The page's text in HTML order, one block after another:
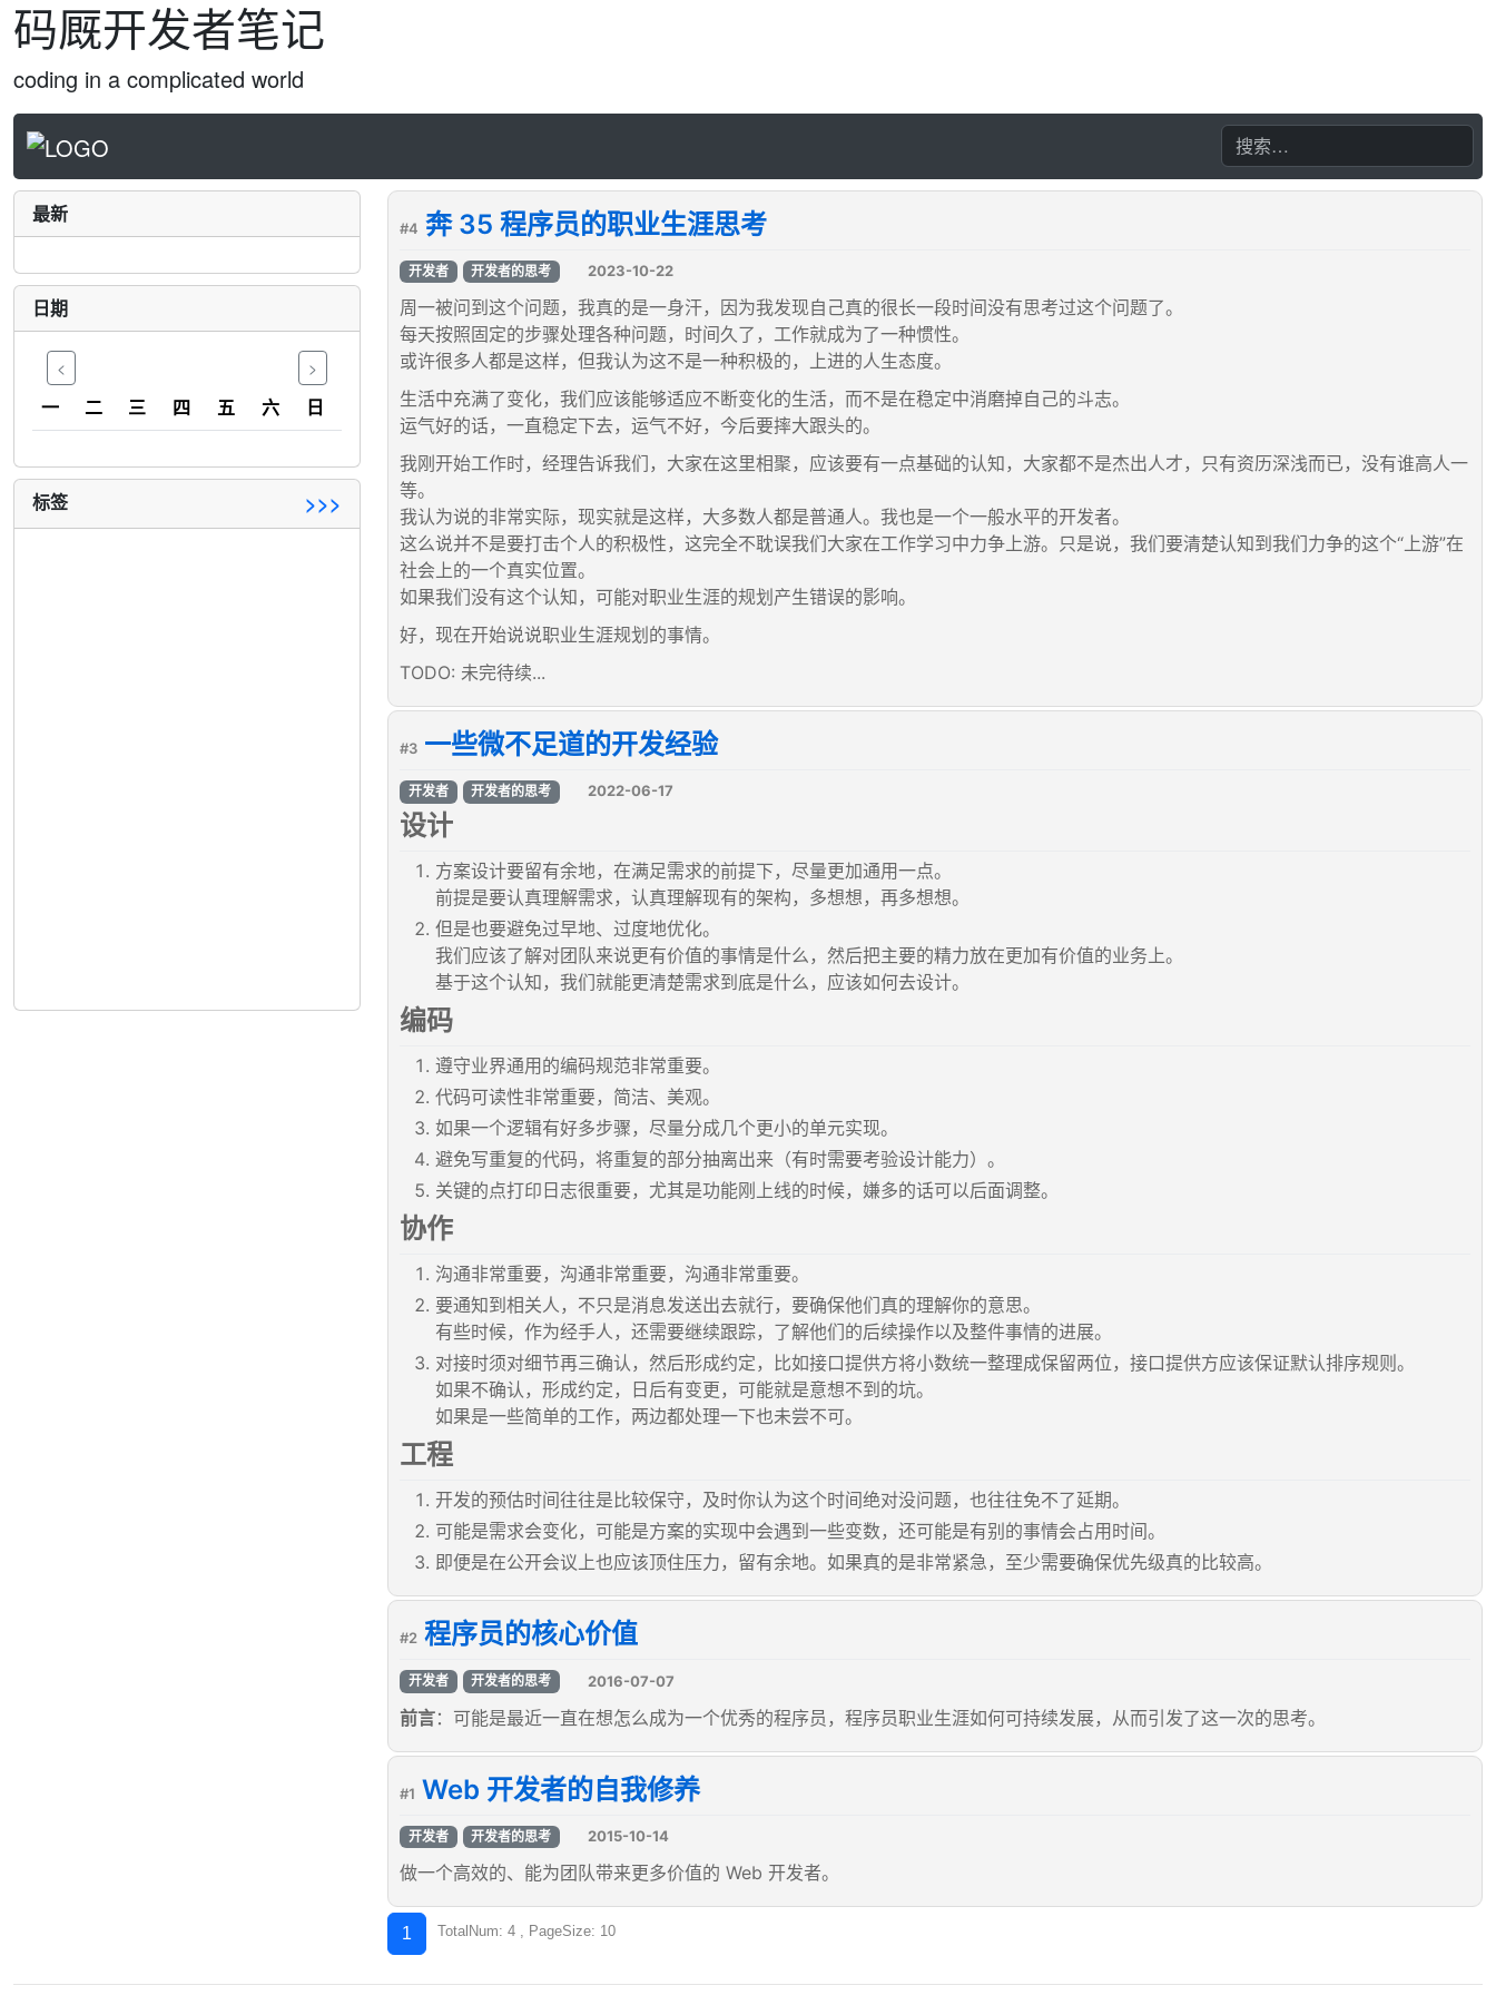
码厩开发者笔记
coding in a complicated world
最新
日期
< >
一 二 三 四 五 六 日
标签 >>>
#4 奔 35 程序员的职业生涯思考
开发者 开发者的思考 2023-10-22
周一被问到这个问题，我真的是一身汗，因为我发现自己真的很长一段时间没有思考过这个问题了。
每天按照固定的步骤处理各种问题，时间久了，工作就成为了一种惯性。
或许很多人都是这样，但我认为这不是一种积极的，上进的人生态度。
生活中充满了变化，我们应该能够适应不断变化的生活，而不是在稳定中消磨掉自己的斗志。
运气好的话，一直稳定下去，运气不好，今后要摔大跟头的。
我刚开始工作时，经理告诉我们，大家在这里相聚，应该要有一点基础的认知，大家都不是杰出人才，只有资历深浅而已，没有谁高人一
等。
我认为说的非常实际，现实就是这样，大多数人都是普通人。我也是一个一般水平的开发者。
这么说并不是要打击个人的积极性，这完全不耽误我们大家在工作学习中力争上游。只是说，我们要清楚认知到我们力争的这个“上游”在
社会上的一个真实位置。
如果我们没有这个认知，可能对职业生涯的规划产生错误的影响。
好，现在开始说说职业生涯规划的事情。
TODO: 未完待续...
#3 一些微不足道的开发经验
开发者 开发者的思考 2022-06-17
设计
方案设计要留有余地，在满足需求的前提下，尽量更加通用一点。
前提是要认真理解需求，认真理解现有的架构，多想想，再多想想。
但是也要避免过早地、过度地优化。
我们应该了解对团队来说更有价值的事情是什么，然后把主要的精力放在更加有价值的业务上。
基于这个认知，我们就能更清楚需求到底是什么，应该如何去设计。
编码
遵守业界通用的编码规范非常重要。
代码可读性非常重要，简洁、美观。
如果一个逻辑有好多步骤，尽量分成几个更小的单元实现。
避免写重复的代码，将重复的部分抽离出来（有时需要考验设计能力）。
关键的点打印日志很重要，尤其是功能刚上线的时候，嫌多的话可以后面调整。
协作
沟通非常重要，沟通非常重要，沟通非常重要。
要通知到相关人，不只是消息发送出去就行，要确保他们真的理解你的意思。
有些时候，作为经手人，还需要继续跟踪，了解他们的后续操作以及整件事情的进展。
对接时须对细节再三确认，然后形成约定，比如接口提供方将小数统一整理成保留两位，接口提供方应该保证默认排序规则。
如果不确认，形成约定，日后有变更，可能就是意想不到的坑。
如果是一些简单的工作，两边都处理一下也未尝不可。
工程
开发的预估时间往往是比较保守，及时你认为这个时间绝对没问题，也往往免不了延期。
可能是需求会变化，可能是方案的实现中会遇到一些变数，还可能是有别的事情会占用时间。
即便是在公开会议上也应该顶住压力，留有余地。如果真的是非常紧急，至少需要确保优先级真的比较高。
#2 程序员的核心价值
开发者 开发者的思考 2016-07-07
前言：可能是最近一直在想怎么成为一个优秀的程序员，程序员职业生涯如何可持续发展，从而引发了这一次的思考。
#1 Web 开发者的自我修养
开发者 开发者的思考 2015-10-14
做一个高效的、能为团队带来更多价值的 Web 开发者。
1 TotalNum: 4 , PageSize: 10